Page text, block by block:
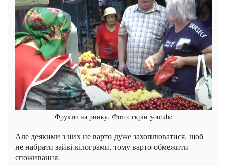
Фрукти на ринку. Фото: скрін youtube
Але деякими з них не варто дуже захоплюватися, щоб
не набрати зайві кілограми, тому варто обмежити
споживання.